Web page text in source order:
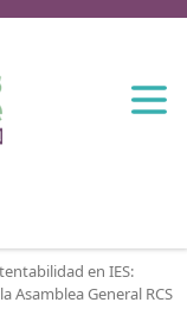
en IES:
Asamblea General RCS